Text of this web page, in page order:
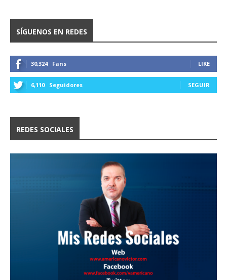
SÍGUENOS EN REDES
30,324 Fans LIKE
6,110 Seguidores SEGUIR
REDES SOCIALES